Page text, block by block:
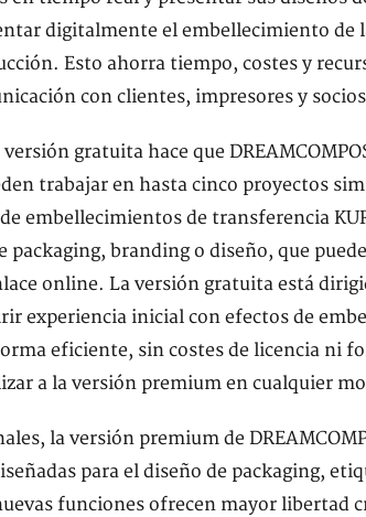
digitalmente el embellecimiento de
Esto ahorra tiempo, costes y
con clientes, impresores y
gratuita hace que
trabajar en hasta cinco proyectos
embellecimientos de transferencia
packaging, branding o diseño, que
online. La versión gratuita está
experiencia inicial con efectos de
eficiente, sin costes de licencia ni
a la versión premium en cualquier
la versión premium de
para el diseño de packaging,
funciones ofrecen mayor libertad